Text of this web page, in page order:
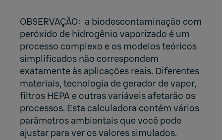
OBSERVAÇÃO: a biodescontaminação com
peróxido de hidrogênio vaporizado é um
processo complexo e os modelos teóricos
simplificados não correspondem
exatamente às aplicações reais. Diferentes
materiais, tecnologia de gerador de vapor,
filtros HEPA e outras variáveis afetarão os
processos. Esta calculadora contém vários
parâmetros ambientais que você pode
ajustar para ver os valores simulados.